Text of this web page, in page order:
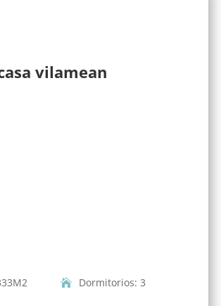
vilamean
M2 Dormitorios: 3